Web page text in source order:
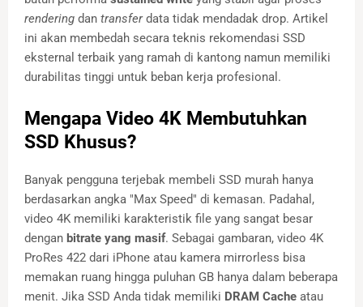
rendering dan transferdata tidak mendadak drop. Artikel
ini akan membedah secara teknis rekomendasi SSD
eksternal terbaik yang ramah di kantong namun memiliki
durabilitas tinggi untuk beban kerja profesional.
Mengapa Video 4K Membutuhkan
SSD Khusus?
Banyak pengguna terjebak membeli SSD murah hanya
berdasarkan angka "Max Speed" di kemasan. Padahal,
video 4K memiliki karakteristik file yang sangat besar
dengan bitrate yang masif. Sebagai gambaran, video 4K
ProRes 422 dari iPhone atau kamera mirrorless bisa
memakan ruang hingga puluhan GB hanya dalam beberapa
menit. Jika SSD Anda tidak memiliki DRAM Cache atau